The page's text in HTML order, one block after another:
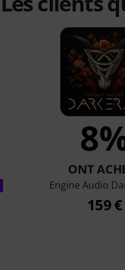
ONT
Engine Audio
159 €